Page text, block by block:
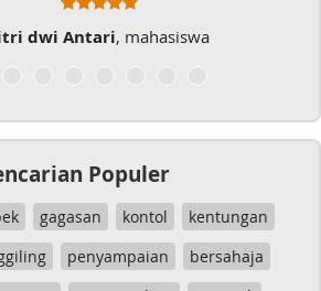
dwi Antari, mahasiswa
Populer
gagasan kontol
kentungan
penyampaian
bersahaja